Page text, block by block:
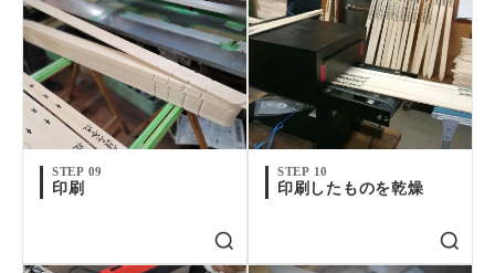
STEP 09
印刷
STEP 10
印刷したものを乾燥